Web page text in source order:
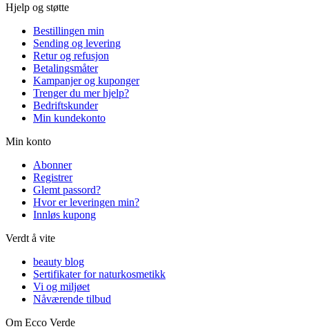
Hjelp og støtte
Bestillingen min
Sending og levering
Retur og refusjon
Betalingsmåter
Kampanjer og kuponger
Trenger du mer hjelp?
Bedriftskunder
Min kundekonto
Min konto
Abonner
Registrer
Glemt passord?
Hvor er leveringen min?
Innløs kupong
Verdt å vite
beauty blog
Sertifikater for naturkosmetikk
Vi og miljøet
Nåværende tilbud
Om Ecco Verde